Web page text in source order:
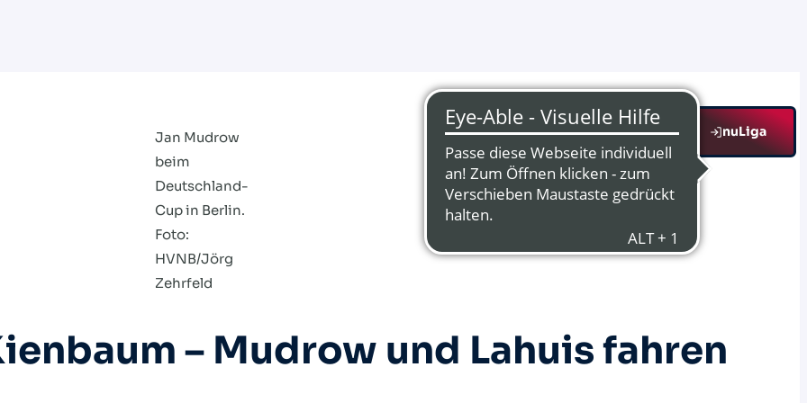
nuLiga
Jan Mudrow
beim
Deutschland-
Cup in Berlin.
Foto:
HVNB/Jörg
Zehrfeld
– Mudrow und Lahuis fahren